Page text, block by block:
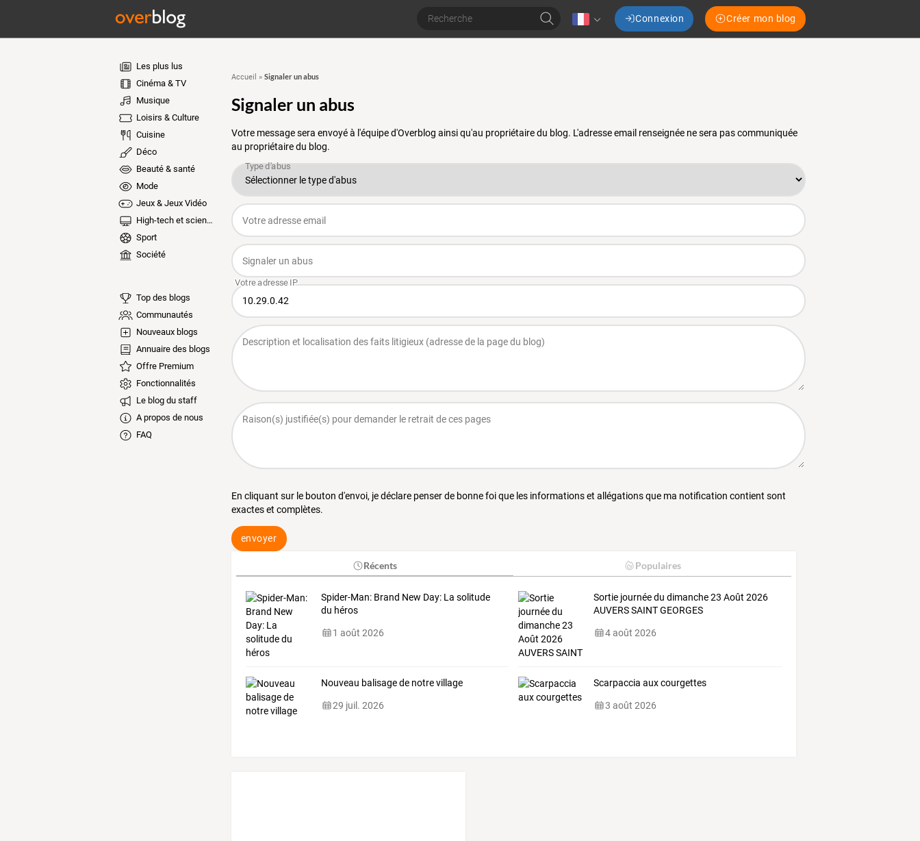
Connexion Créer mon blog
Les plus lus
Cinéma & TV
Musique
Loisirs & Culture
Cuisine
Déco
Beauté & santé
Mode
Jeux & Jeux Vidéo
High-tech et sciences
Sport
Société
Top des blogs
Communautés
Nouveaux blogs
Annuaire des blogs
Offre Premium
Fonctionnalités
Le blog du staff
A propos de nous
FAQ
Accueil » Signaler un abus
Signaler un abus
Votre message sera envoyé à l'équipe d'Overblog ainsi qu'au propriétaire du blog. L'adresse email renseignée ne sera pas communiquée
au propriétaire du blog.
En cliquant sur le bouton d'envoi, je déclare penser de bonne foi que les informations et allégations que ma notification contient sont
exactes et complètes.
envoyer
Récents Populaires
Spider-Man: Brand New Day: La solitude
du héros
1 août 2026
Sortie journée du dimanche 23 Août 2026
AUVERS SAINT GEORGES
4 août 2026
Nouveau balisage de notre village
29 juil. 2026
Scarpaccia aux courgettes
3 août 2026